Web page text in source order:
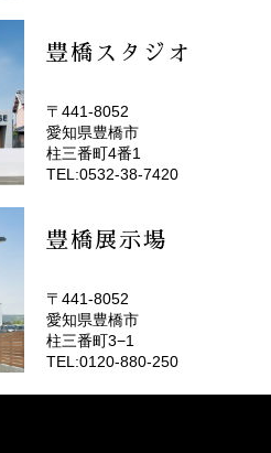
豊橋スタジオ
(EMOTOP豊橋)
〒441-8052
愛知県豊橋市
柱三番町4番1
TEL:0532-38-7420
豊橋展示場
〒441-8052
愛知県豊橋市
柱三番町3−1
TEL:0120-880-250